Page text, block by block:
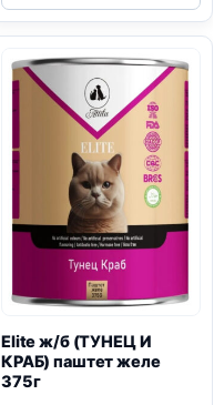
б
И
ТУНЕЦ)
желе
80г
Elite ж/б (ТУНЕЦ И
КРАБ) паштет желе
375г